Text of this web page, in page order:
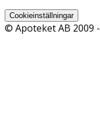
Cookieinställningar
© Apoteket AB 2009 -